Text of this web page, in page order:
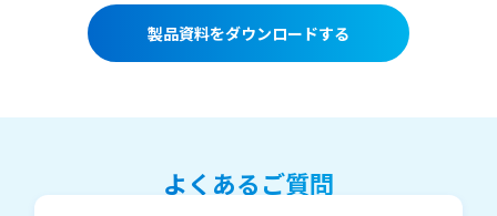
製品資料をダウンロードする
よくあるご質問